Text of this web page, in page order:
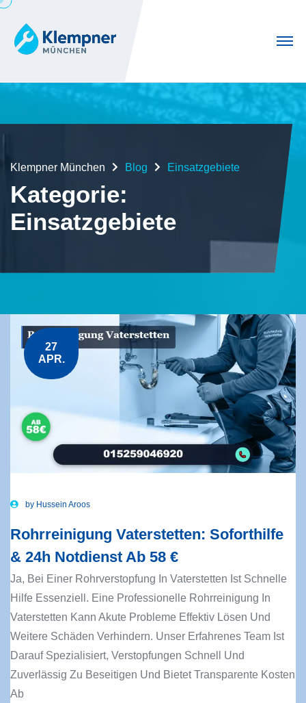
Klempner München Blog Einsatzgebiete
Kategorie:
Einsatzgebiete
27
APR.
by Hussein Aroos
Rohrreinigung Vaterstetten: Soforthilfe
& 24h Notdienst Ab 58 €
Ja, Bei Einer Rohrverstopfung In Vaterstetten Ist Schnelle
Hilfe Essenziell. Eine Professionelle Rohrreinigung In
Vaterstetten Kann Akute Probleme Effektiv Lösen Und
Weitere Schäden Verhindern. Unser Erfahrenes Team Ist
Darauf Spezialisiert, Verstopfungen Schnell Und
Zuverlässig Zu Beseitigen Und Bietet Transparente Kosten
Ab